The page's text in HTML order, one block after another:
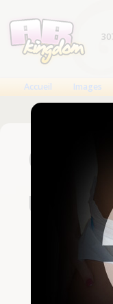
Accueil Images
Un